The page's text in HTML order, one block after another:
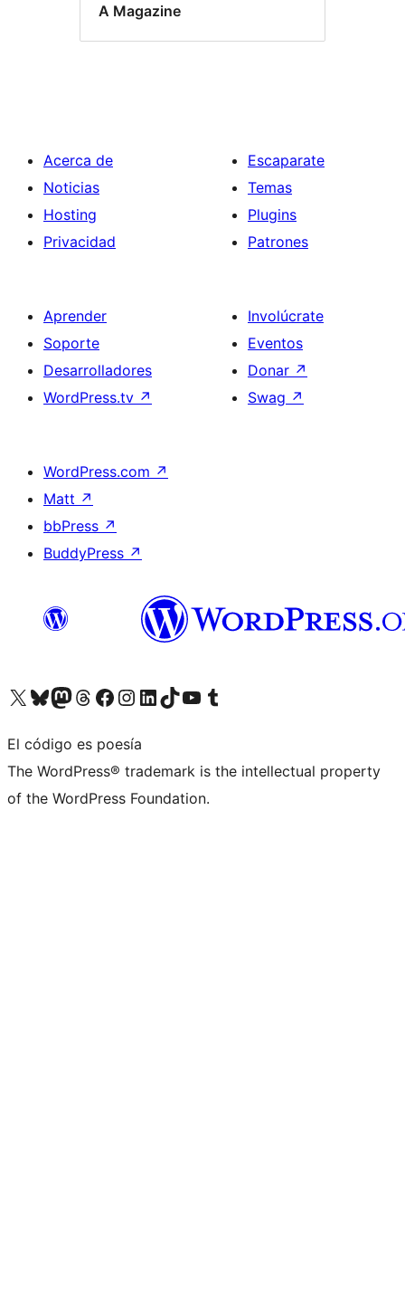
A Magazine
Acerca de
Noticias
Hosting
Privacidad
Escaparate
Temas
Plugins
Patrones
Aprender
Soporte
Desarrolladores
WordPress.tv ↗
Involúcrate
Eventos
Donar ↗
Swag ↗
WordPress.com ↗
Matt ↗
bbPress ↗
BuddyPress ↗
Visita nuestra cuenta de X (anteriormente Twitter)
Visita nuestra cuenta de Bluesky
Visita nuestra cuenta de Mastodon
Visita nuestra cuenta de Threads
Visita nuestra página de Facebook
Visita nuestra cuenta de Instagram
Visita nuestra cuenta de LinkedIn
Visita nuestra cuenta de TikTok
Visita nuestro canal de YouTube
Visita nuestra cuenta de Tumblr
El código es poesía
The WordPress® trademark is the intellectual property
of the WordPress Foundation.